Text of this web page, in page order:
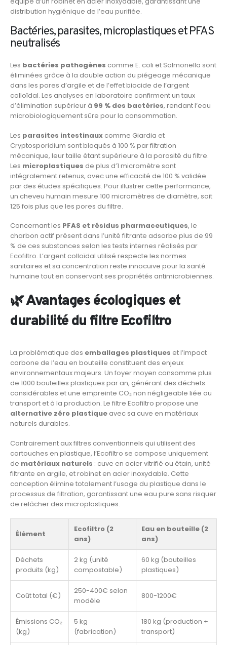
distribution hygiénique de l’eau purifiée.
Bactéries, parasites, microplastiques et PFAS
neutralisés
Les bactéries pathogènes comme E. coli et Salmonella sont
éliminées grâce à la double action du piégeage mécanique
dans les pores d’argile et de l’effet biocide de l’argent
colloïdal. Les analyses en laboratoire confirment un taux
d’élimination supérieur à 99 % des bactéries, rendant l’eau
microbiologiquement sûre pour la consommation.
Les parasites intestinaux comme Giardia et
Cryptosporidium sont bloqués à 100 % par filtration
mécanique, leur taille étant supérieure à la porosité du filtre.
Les microplastiques de plus d’1 micromètre sont
intégralement retenus, avec une efficacité de 100 % validée
par des études spécifiques. Pour illustrer cette performance,
un cheveu humain mesure 100 micromètres de diamètre, soit
125 fois plus que les pores du filtre.
Concernant les PFAS et résidus pharmaceutiques, le
charbon actif présent dans l’unité filtrante adsorbe plus de 99
% de ces substances selon les tests internes réalisés par
Ecofiltro. L’argent colloïdal utilisé respecte les normes
sanitaires et sa concentration reste innocuive pour la santé
humaine tout en conservant ses propriétés antimicrobiennes.
🌿 Avantages écologiques et
durabilité du filtre Ecofiltro
La problématique des emballages plastiques et l’impact
carbone de l’eau en bouteille constituent des enjeux
environnementaux majeurs. Un foyer moyen consomme plus
de 1000 bouteilles plastiques par an, générant des déchets
considérables et une empreinte CO₂ non négligeable liée au
transport et à la production. Le filtre Ecofiltro propose une
alternative zéro plastique avec sa cuve en matériaux
naturels durables.
Contrairement aux filtres conventionnels qui utilisent des
cartouches en plastique, l’Ecofiltro se compose uniquement
de matériaux naturels : cuve en acier vitrifié ou étain, unité
filtrante en argile, et robinet en acier inoxydable. Cette
conception élimine totalement l’usage du plastique dans le
processus de filtration, garantissant une eau pure sans risquer
de relâcher des microplastiques.
Élément
Ecofiltro (2
ans)
Eau en bouteille (2
ans)
Déchets
produits (kg)
2 kg (unité
compostable)
60 kg (bouteilles
plastiques)
Coût total (€)
250-400€ selon
modèle
800-1200€
Émissions CO₂
(kg)
5 kg
(fabrication)
180 kg (production +
transport)